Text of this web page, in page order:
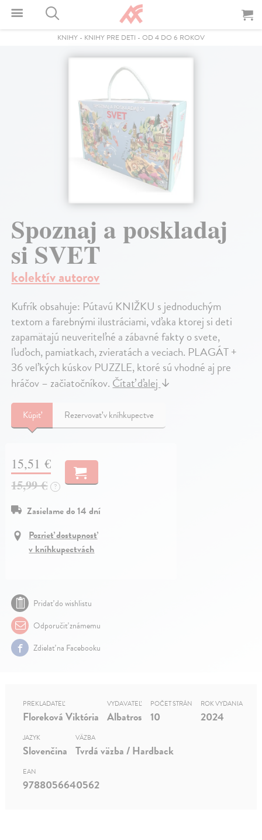
KNIHY - KNIHY PRE DETI - OD 4 DO 6 ROKOV
Spoznaj a poskladaj
si SVET
kolektív autorov
Kufrík obsahuje: Pútavú KNIŽKU s jednoduchým
textom a farebnými ilustráciami, vďaka ktorej si deti
zapamätajú neuveriteľné a zábavné fakty o svete,
ľuďoch, pamiatkach, zvieratách a veciach. PLAGÁT +
36 veľkých kúskov PUZZLE, ktoré sú vhodné aj pre
hráčov – začiatočníkov.Čítať ďalej↓
Kúpiť Rezervovať v kníhkupectve
15,51 €
15,99 € ?
Zasielame do 14 dní
Pozrieť dostupnosť
v kníhkupectvách
Pridať do wishlistu
Odporučiť známemu
Zdielať na Facebooku
PREKLADATEĽ
Floreková Viktória
VYDAVATEĽ
Albatros
POČET STRÁN
10
ROK VYDANIA
2024
JAZYK
Slovenčina
VÄZBA
Tvrdá väzba / Hardback
EAN
9788056640562